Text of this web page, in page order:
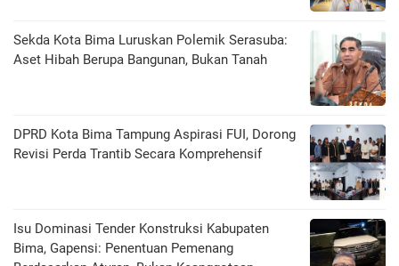
Sekda Kota Bima Luruskan Polemik Serasuba:
Aset Hibah Berupa Bangunan, Bukan Tanah
DPRD Kota Bima Tampung Aspirasi FUI, Dorong
Revisi Perda Trantib Secara Komprehensif
Isu Dominasi Tender Konstruksi Kabupaten
Bima, Gapensi: Penentuan Pemenang